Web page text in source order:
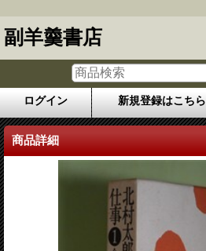
副羊羹書店
ログイン 新規登録はこちら
商品詳細